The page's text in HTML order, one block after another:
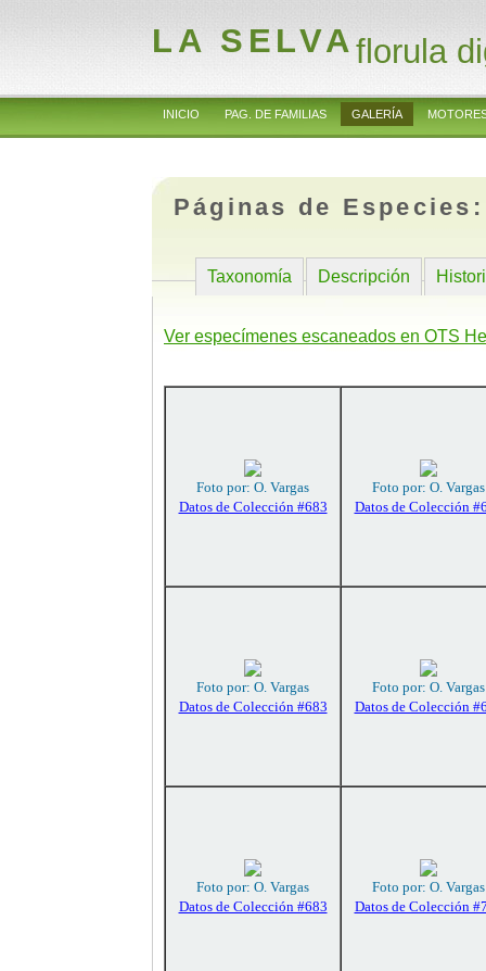
LA SELVAflorula
INICIO PAG. DE FAMILIAS GALERÍA
Páginas de
Taxonomía Descripción
Ver especímenes escaneados en OTS
Foto por: O. Vargas
Datos de Colección #683
Foto por: O. Vargas
Datos de Colección
Foto por: O. Vargas
Datos de Colección #683
Foto por: O. Vargas
Datos de Colección
Foto por: O. Vargas
Datos de Colección #683
Foto por: O. Vargas
Datos de Colección